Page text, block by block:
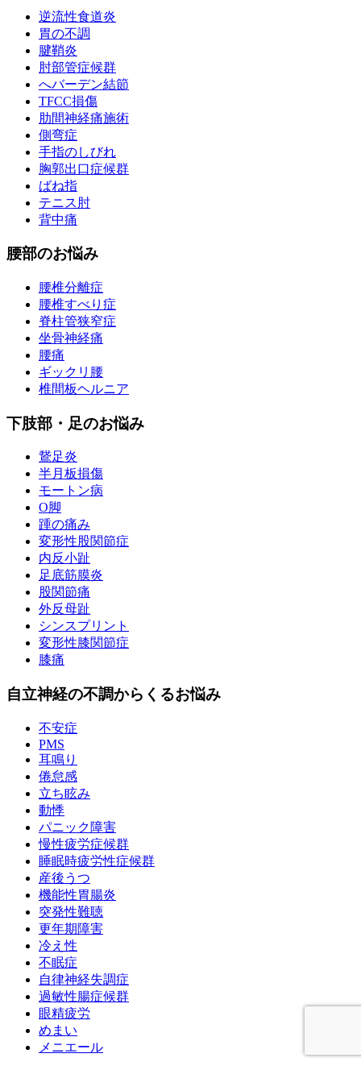
逆流性食道炎
胃の不調
腱鞘炎
肘部管症候群
へバーデン結節
TFCC損傷
肋間神経痛施術
側弯症
手指のしびれ
胸郭出口症候群
ばね指
テニス肘
背中痛
腰部のお悩み
腰椎分離症
腰椎すべり症
脊柱管狭窄症
坐骨神経痛
腰痛
ギックリ腰
椎間板ヘルニア
下肢部・足のお悩み
鵞足炎
半月板損傷
モートン病
O脚
踵の痛み
変形性股関節症
内反小趾
足底筋膜炎
股関節痛
外反母趾
シンスプリント
変形性膝関節症
膝痛
自立神経の不調からくるお悩み
不安症
PMS
耳鳴り
倦怠感
立ち眩み
動悸
パニック障害
慢性疲労症候群
睡眠時疲労性症候群
産後うつ
機能性胃腸炎
突発性難聴
更年期障害
冷え性
不眠症
自律神経失調症
過敏性腸症候群
眼精疲労
めまい
メニエール